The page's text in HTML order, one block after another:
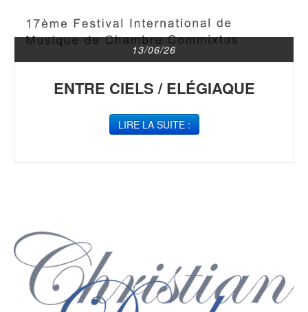
13/06/26
ENTRE CIELS / ELÉGIAQUE
LIRE LA SUITE :